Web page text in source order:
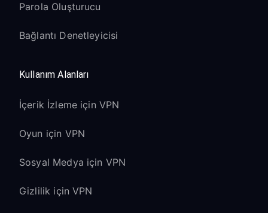
Parola Oluşturucu
Bağlantı Denetleyicisi
Kullanım Alanları
İçerik İzleme için VPN
Oyun için VPN
Sosyal Medya için VPN
Gizlilik için VPN